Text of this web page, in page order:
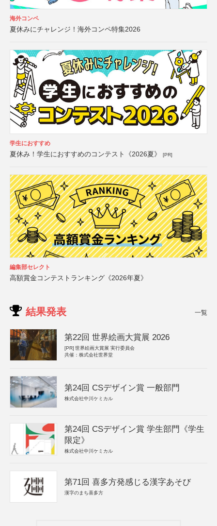
海外コンペ
夏休みにチャレンジ！海外コンペ特集2026
学生におすすめ
夏休み！学生におすすめのコンテスト《2026夏》 [PR]
編集部セレクト
高額賞金コンテストランキング《2026年夏》
結果発表 一覧
第22回 世界絵画大賞展 2026
[PR] 世界絵画大賞展 実行委員会
共催：株式会社世界堂
第24回 CSデザイン賞 一般部門
株式会社中川ケミカル
第24回 CSデザイン賞 学生部門《学生
限定》
株式会社中川ケミカル
第71回 喜多方発感じる漢字あそび
漢字のまち喜多方